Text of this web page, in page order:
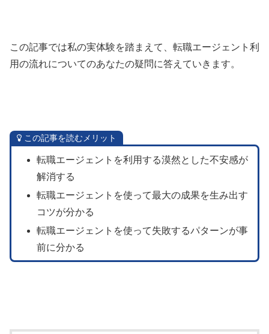
この記事では私の実体験を踏まえて、転職エージェント利
用の流れについてのあなたの疑問に答えていきます。
この記事を読むメリット
転職エージェントを利用する漠然とした不安感が
解消する
転職エージェントを使って最大の成果を生み出す
コツが分かる
転職エージェントを使って失敗するパターンが事
前に分かる